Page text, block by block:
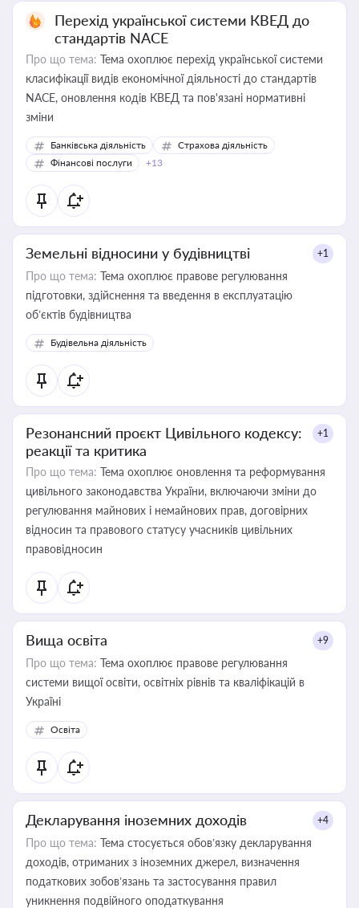
Перехід української системи КВЕД до
стандартів NACE
Про що тема: Тема охоплює перехід української системи
класифікації видів економічної діяльності до стандартів
NACE, оновлення кодів КВЕД та пов'язані нормативні
зміни
Банківська діяльність
Страхова діяльність
Фінансові послуги
+13
Земельні відносини у будівництві +1
Про що тема: Тема охоплює правове регулювання
підготовки, здійснення та введення в експлуатацію
об’єктів будівництва
Будівельна діяльність
Резонансний проєкт Цивільного кодексу:
реакції та критика
+1
Про що тема: Тема охоплює оновлення та реформування
цивільного законодавства України, включаючи зміни до
регулювання майнових і немайнових прав, договірних
відносин та правового статусу учасників цивільних
правовідносин
Вища освіта +9
Про що тема: Тема охоплює правове регулювання
системи вищої освіти, освітніх рівнів та кваліфікацій в
Україні
Освіта
Декларування іноземних доходів +4
Про що тема: Тема стосується обов’язку декларування
доходів, отриманих з іноземних джерел, визначення
податкових зобов’язань та застосування правил
уникнення подвійного оподаткування